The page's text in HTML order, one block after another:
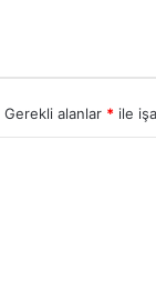
Gerekli alanlar * ile